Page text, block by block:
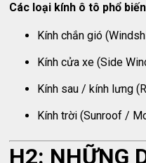
Các loại kính ô tô phổ
Kính chắn gió
Kính cửa xe (Side
Kính sau / kính lưng
Kính trời (Sunroof /
H2: NHỮNG